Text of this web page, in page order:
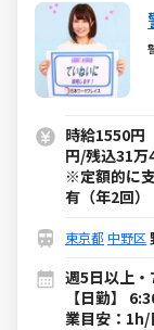
時給1550
円/残込31万
※定額的に
有（年2回）
東京都 中野区
週5日以上
【日勤】
業目安：